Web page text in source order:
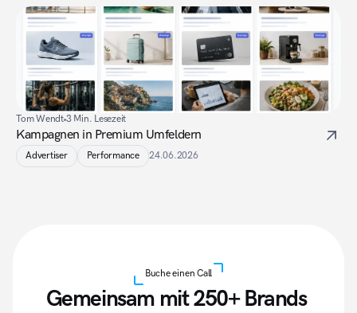
Tom Wendt 3 Min. Lesezeit
Kampagnen in Premium Umfeldern
Advertiser Performance 24.06.2026
Buche einen Call
Gemeinsam mit 250+ Brands